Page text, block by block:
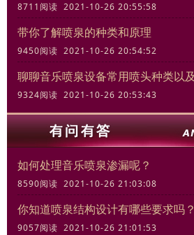
8711阅读 2021-10-26 20:55:58
带你了解喷泉的种类和原理
9450阅读 2021-10-26 20:54:52
9324阅读 2021-10-26 20:53:43
如何处理音乐喷泉渗漏呢？
8590阅读 2021-10-26 21:03:08
你知道喷泉结构设计有哪些要求吗？
9057阅读 2021-10-26 21:01:53